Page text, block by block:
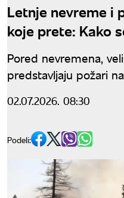
Letnje nevreme i
koje prete: Kako
Pored nevremena,
predstavljaju požari
02.07.2026. 08:30
Podeli: